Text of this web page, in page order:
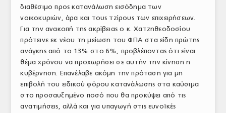
διαθέσιμο προς κατανάλωση εισόδημα των
νοικοκυριών, άρα και τους τζίρους των επιχειρήσεων.
Για την ανακοπή της ακρίβειας ο κ. Χατζηθεοδοσίου
πρότεινε εκ νέου τη μείωση του ΦΠΑ στα είδη πρώτης
ανάγκης από το 13% στο 6%, προβλέποντας ότι είναι
θέμα χρόνου να προχωρήσει σε αυτήν την κίνηση η
κυβέρνηση. Επανέλαβε ακόμη την πρόταση για μη
επιβολή του ειδικού φόρου κατανάλωσης στα καύσιμα
στο προσαυξημένο ποσό που θα προκύψει από τις
ανατιμήσεις, αλλά και για υπαγωγή στις ευνοϊκές